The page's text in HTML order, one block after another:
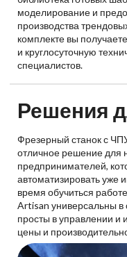
моделирование и
производства
комплекте вы
и круглосуточную
специалистов.
Решения
Фрезерный станок с
отличное решение
предпринимателей,
автоматизировать уже
время обучиться
Artisan универсальны в
просты в управлении
цены и